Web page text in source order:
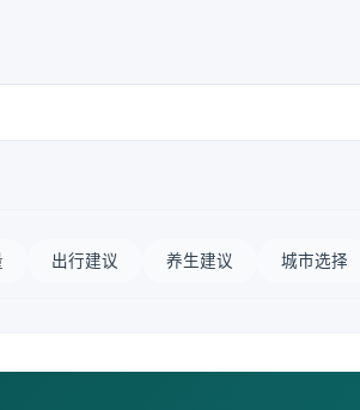
出行建议 养生建议 城市选择